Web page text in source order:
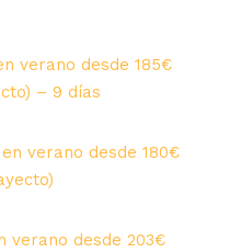
verano desde 185€
– 9 días
verano desde 180€
verano desde 203€